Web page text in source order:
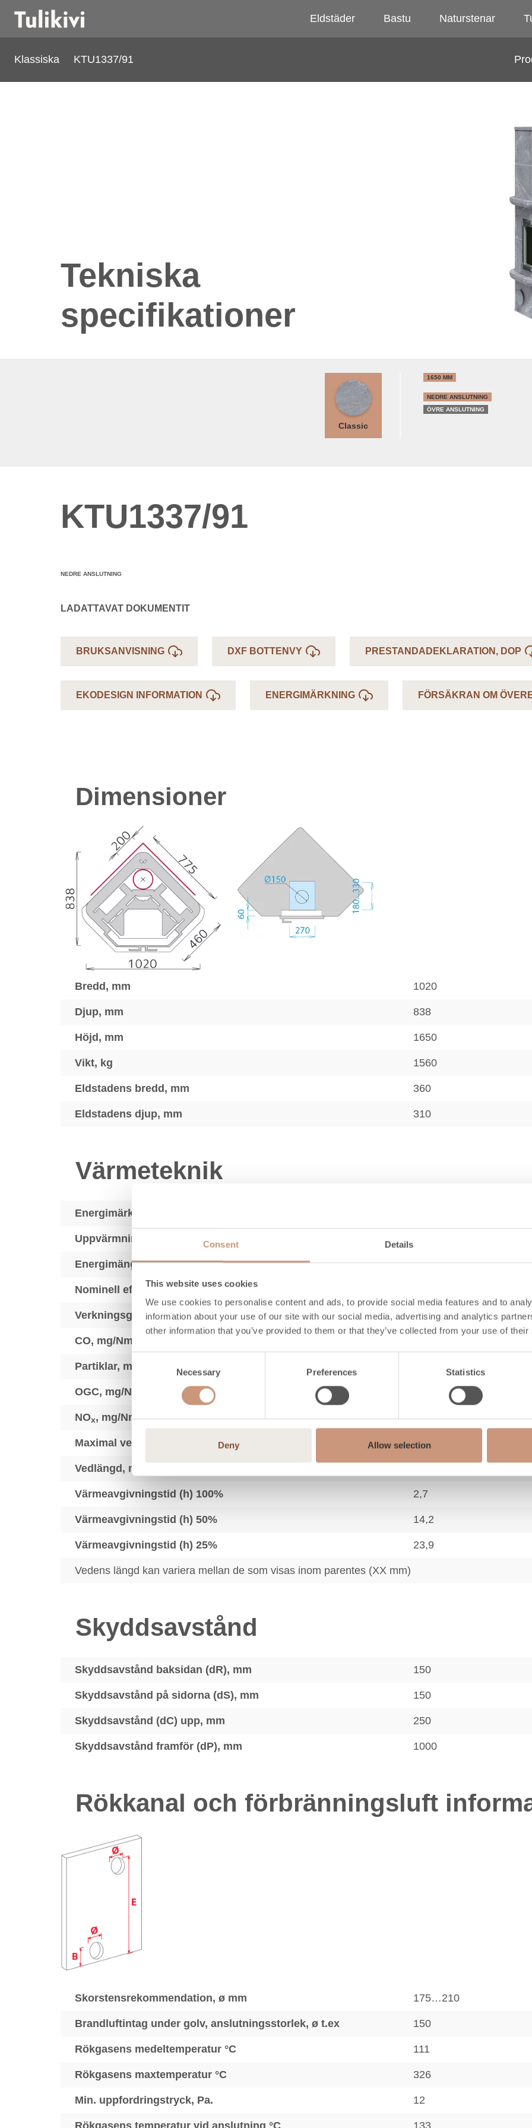
Consent Details
This website uses cookies
We use cookies to personalise content and ads, to provide social media features and to
information about your use of our site with our social media, advertising and analytics
other information that you’ve provided to them or that they’ve collected from your use of
Selection
Necessary Preferences Statistics
Deny Allow selection
Eldstäder Bastu Naturstenar
Klassiska KTU1337/91
Tekniska
specifikationer
Classic
1650 MM
NEDRE ANSLUTNING
ÖVRE ANSLUTNING
KTU1337/91
NEDRE ANSLUTNING
LADATTAVAT DOKUMENTIT
BRUKSANVISNING DXF BOTTENVY PRESTANDADEKLARATION, DOP
EKODESIGN INFORMATION ENERGIMÄRKNING FÖRSÄKRAN OM
Dimensioner
Bredd, mm 1020
Djup, mm 838
Höjd, mm 1650
Vikt, kg 1560
Eldstadens bredd, mm 360
Eldstadens djup, mm 310
Värmeteknik
Energimärkning
Uppvärmningsyta, m
Energimängd, kWh 52,8
Nominell effekt (min-max), kW
Verkningsgrad, % 91
CO, mg/Nm
Partiklar, mg/Nm
OGC, mg/Nm
NOx, mg/Nm 123
Maximal vedmängd, kg 13,2
Vedlängd, mm
Värmeavgivningstid (h) 100% 2,7
Värmeavgivningstid (h) 50% 14,2
Värmeavgivningstid (h) 25% 23,9
Vedens längd kan variera mellan de som visas inom parentes (XX mm)
Skyddsavstånd
Skyddsavstånd baksidan (dR), mm 150
Skyddsavstånd på sidorna (dS), mm 150
Skyddsavstånd (dC) upp, mm 250
Skyddsavstånd framför (dP), mm 1000
Rökkanal och förbränningsluft
Skorstensrekommendation, ø mm 175…210
Brandluftintag under golv, anslutningsstorlek, ø t.ex 150
Rökgasens medeltemperatur °C 111
Rökgasens maxtemperatur °C 326
Min. uppfordringstryck, Pa. 12
Rökgasens temperatur vid anslutning °C 133